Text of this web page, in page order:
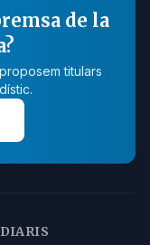
de la
titulars